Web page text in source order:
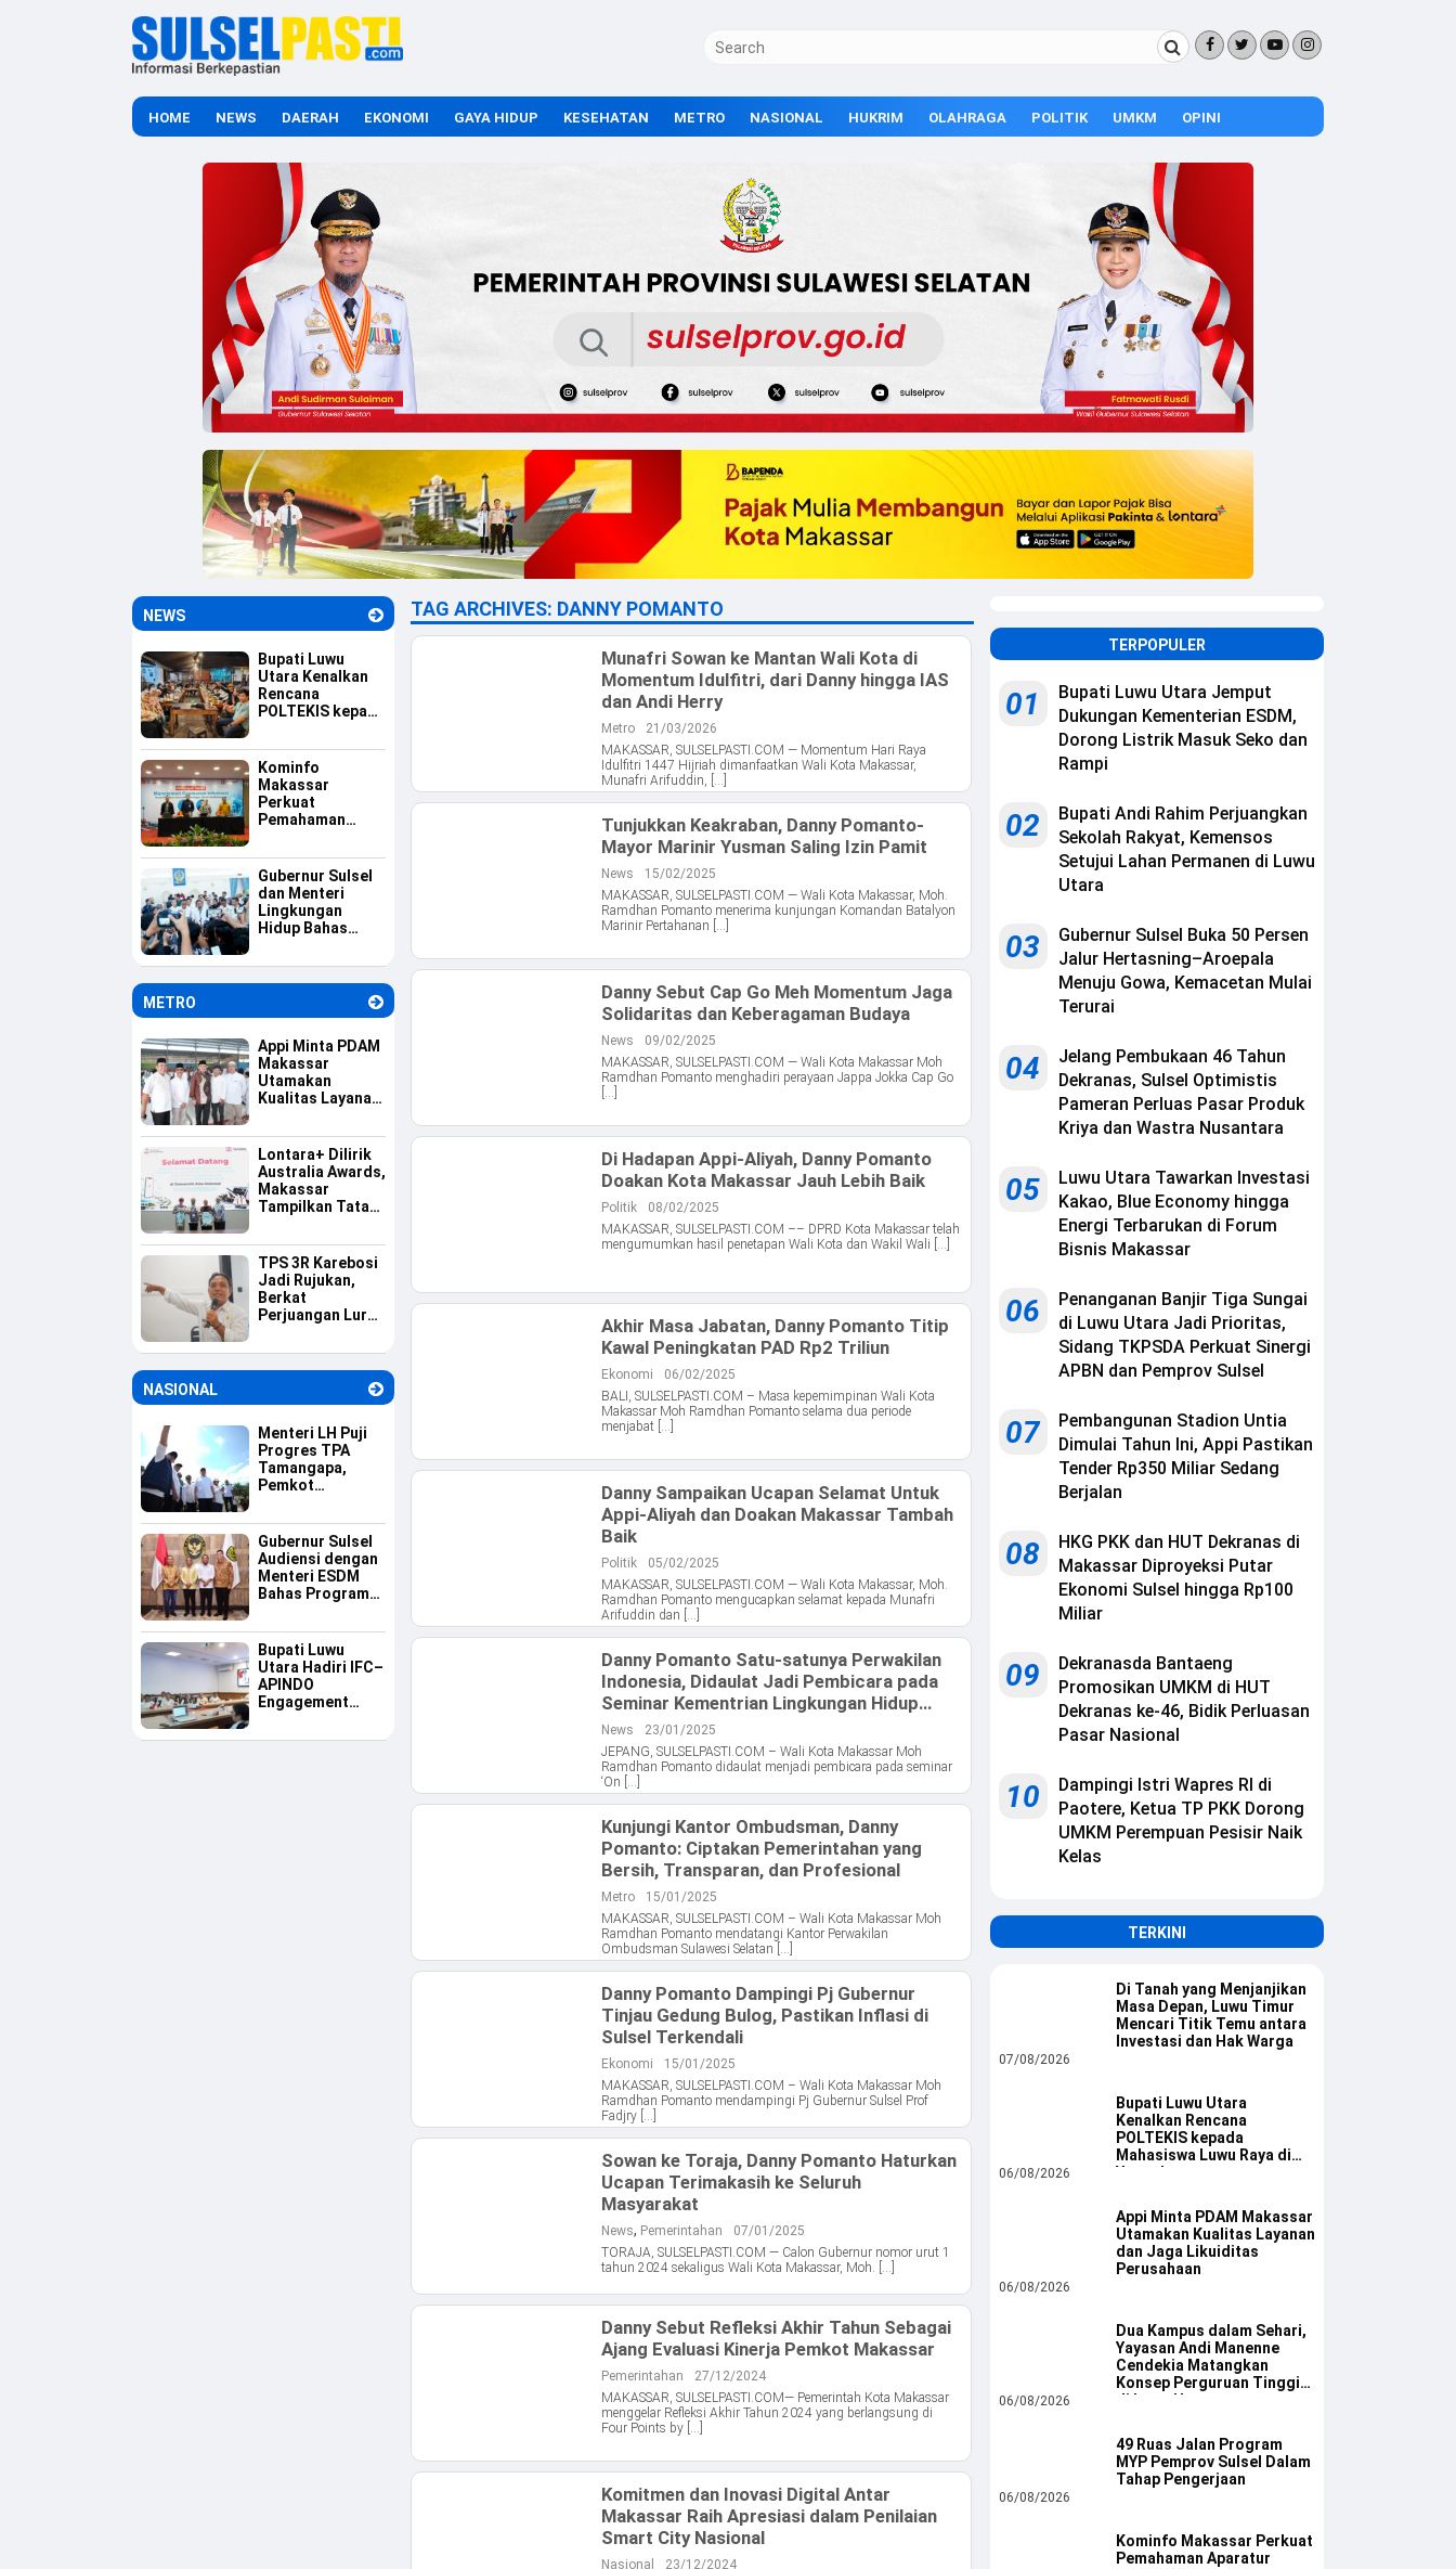
HOME NEWS DAERAH EKONOMI GAYA HIDUP KESEHATAN METRO NASIONAL HUKRIM OLAHRAGA POLITIK UMKM OPINI
NEWS
Bupati Luwu
Utara Kenalkan
Rencana
POLTEKIS kepada
Raya di
Yogyakarta
Kominfo
Makassar
Perkuat
Pemahaman
Keamanan
Informasi
Gubernur Sulsel
dan Menteri
Lingkungan
Hidup Bahas
Mamminasata
METRO
Appi Minta PDAM
Makassar
Utamakan
Kualitas Layanan
Likuiditas
Perusahaan
Lontara+ Dilirik
Australia Awards,
Makassar
Tampilkan Tata
Pemerintahan
Berbasis Digital
TPS 3R Karebosi
Jadi Rujukan,
Berkat
Perjuangan Lurah
Budaya Pilah
Sampah
NASIONAL
Menteri LH Puji
Progres TPA
Tamangapa,
Pemkot
Serius Benahi
Sampah
Gubernur Sulsel
Audiensi dengan
Menteri ESDM
Bahas Program
Kebutuhan BBM
Kepulauan
Bupati Luwu
Utara Hadiri IFC–
APINDO
Engagement
Investasi dan
TAG ARCHIVES: DANNY POMANTO
Munafri Sowan ke Mantan Wali Kota di
Momentum Idulfitri, dari Danny hingga IAS
dan Andi Herry
Metro
21/03/2026
MAKASSAR, SULSELPASTI.COM — Momentum Hari Raya
Idulfitri 1447 Hijriah dimanfaatkan Wali Kota Makassar,
Munafri Arifuddin, […]
Tunjukkan Keakraban, Danny Pomanto-
Mayor Marinir Yusman Saling Izin Pamit
News
15/02/2025
MAKASSAR, SULSELPASTI.COM — Wali Kota Makassar, Moh.
Ramdhan Pomanto menerima kunjungan Komandan Batalyon
Marinir Pertahanan […]
Danny Sebut Cap Go Meh Momentum Jaga
Solidaritas dan Keberagaman Budaya
News
09/02/2025
MAKASSAR, SULSELPASTI.COM — Wali Kota Makassar Moh
Ramdhan Pomanto menghadiri perayaan Jappa Jokka Cap Go
[…]
Di Hadapan Appi-Aliyah, Danny Pomanto
Doakan Kota Makassar Jauh Lebih Baik
Politik
08/02/2025
MAKASSAR, SULSELPASTI.COM –– DPRD Kota Makassar telah
mengumumkan hasil penetapan Wali Kota dan Wakil Wali […]
Akhir Masa Jabatan, Danny Pomanto Titip
Kawal Peningkatan PAD Rp2 Triliun
Ekonomi
06/02/2025
BALI, SULSELPASTI.COM – Masa kepemimpinan Wali Kota
Makassar Moh Ramdhan Pomanto selama dua periode
menjabat […]
Danny Sampaikan Ucapan Selamat Untuk
Appi-Aliyah dan Doakan Makassar Tambah
Baik
Politik
05/02/2025
MAKASSAR, SULSELPASTI.COM — Wali Kota Makassar, Moh.
Ramdhan Pomanto mengucapkan selamat kepada Munafri
Arifuddin dan […]
Danny Pomanto Satu-satunya Perwakilan
Indonesia, Didaulat Jadi Pembicara pada
Seminar Kementrian Lingkungan Hidup
Jepang
News
23/01/2025
JEPANG, SULSELPASTI.COM – Wali Kota Makassar Moh
Ramdhan Pomanto didaulat menjadi pembicara pada seminar
‘On […]
Kunjungi Kantor Ombudsman, Danny
Pomanto: Ciptakan Pemerintahan yang
Bersih, Transparan, dan Profesional
Metro
15/01/2025
MAKASSAR, SULSELPASTI.COM – Wali Kota Makassar Moh
Ramdhan Pomanto mendatangi Kantor Perwakilan
Ombudsman Sulawesi Selatan […]
Danny Pomanto Dampingi Pj Gubernur
Tinjau Gedung Bulog, Pastikan Inflasi di
Sulsel Terkendali
Ekonomi
15/01/2025
MAKASSAR, SULSELPASTI.COM – Wali Kota Makassar Moh
Ramdhan Pomanto mendampingi Pj Gubernur Sulsel Prof
Fadjry […]
Sowan ke Toraja, Danny Pomanto Haturkan
Ucapan Terimakasih ke Seluruh
Masyarakat
News, Pemerintahan
07/01/2025
TORAJA, SULSELPASTI.COM — Calon Gubernur nomor urut 1
tahun 2024 sekaligus Wali Kota Makassar, Moh. […]
Danny Sebut Refleksi Akhir Tahun Sebagai
Ajang Evaluasi Kinerja Pemkot Makassar
Pemerintahan
27/12/2024
MAKASSAR, SULSELPASTI.COM— Pemerintah Kota Makassar
menggelar Refleksi Akhir Tahun 2024 yang berlangsung di
Four Points by […]
Komitmen dan Inovasi Digital Antar
Makassar Raih Apresiasi dalam Penilaian
Smart City Nasional
Nasional
23/12/2024
TERPOPULER
01
Bupati Luwu Utara Jemput
Dukungan Kementerian ESDM,
Dorong Listrik Masuk Seko dan
Rampi
02
Bupati Andi Rahim Perjuangkan
Sekolah Rakyat, Kemensos
Setujui Lahan Permanen di Luwu
Utara
03
Gubernur Sulsel Buka 50 Persen
Jalur Hertasning–Aroepala
Menuju Gowa, Kemacetan Mulai
Terurai
04
Jelang Pembukaan 46 Tahun
Dekranas, Sulsel Optimistis
Pameran Perluas Pasar Produk
Kriya dan Wastra Nusantara
05
Luwu Utara Tawarkan Investasi
Kakao, Blue Economy hingga
Energi Terbarukan di Forum
Bisnis Makassar
06
Penanganan Banjir Tiga Sungai
di Luwu Utara Jadi Prioritas,
Sidang TKPSDA Perkuat Sinergi
APBN dan Pemprov Sulsel
07
Pembangunan Stadion Untia
Dimulai Tahun Ini, Appi Pastikan
Tender Rp350 Miliar Sedang
Berjalan
08
HKG PKK dan HUT Dekranas di
Makassar Diproyeksi Putar
Ekonomi Sulsel hingga Rp100
Miliar
09
Dekranasda Bantaeng
Promosikan UMKM di HUT
Dekranas ke-46, Bidik Perluasan
Pasar Nasional
10
Dampingi Istri Wapres RI di
Paotere, Ketua TP PKK Dorong
UMKM Perempuan Pesisir Naik
Kelas
TERKINI
Di Tanah yang Menjanjikan
Masa Depan, Luwu Timur
Mencari Titik Temu antara
Investasi dan Hak Warga
07/08/2026
Bupati Luwu Utara
Kenalkan Rencana
POLTEKIS kepada
Mahasiswa Luwu Raya di
Yogyakarta
06/08/2026
Appi Minta PDAM Makassar
Utamakan Kualitas Layanan
dan Jaga Likuiditas
Perusahaan
06/08/2026
Dua Kampus dalam Sehari,
Yayasan Andi Manenne
Cendekia Matangkan
Konsep Perguruan Tinggi
di Luwu Utara
06/08/2026
49 Ruas Jalan Program
MYP Pemprov Sulsel Dalam
Tahap Pengerjaan
06/08/2026
Kominfo Makassar Perkuat
Pemahaman Aparatur